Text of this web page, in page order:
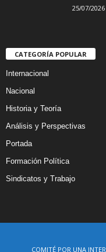
25/07/2026
CATEGORÍA POPULAR
Internacional
Nacional
Historia y Teoría
Análisis y Perspectivas
Portada
Formación Política
Sindicatos y Trabajo
COMITÉ POR UNA